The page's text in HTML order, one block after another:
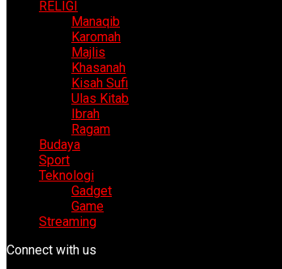
RELIGI
Manaqib
Karomah
Majlis
Khasanah
Kisah Sufi
Ulas Kitab
Ibrah
Ragam
Budaya
Sport
Teknologi
Gadget
Game
Streaming
Connect with us